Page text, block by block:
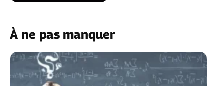
À ne pas manquer